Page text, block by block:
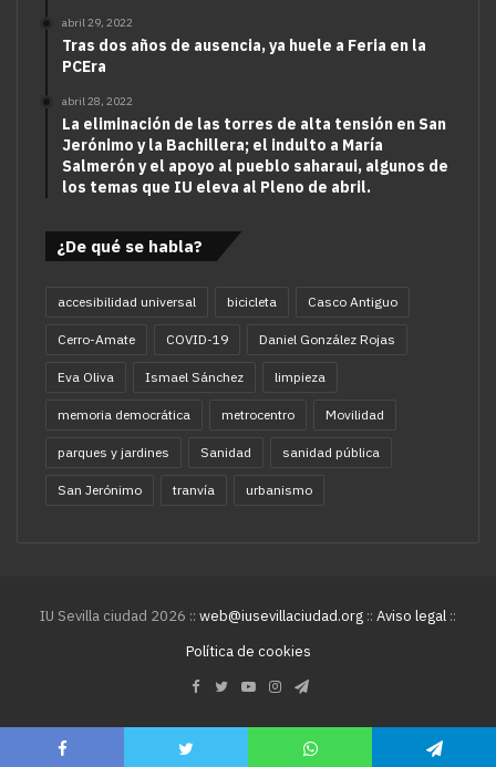
abril 29, 2022
Tras dos años de ausencia, ya huele a Feria en la
PCEra
abril 28, 2022
La eliminación de las torres de alta tensión en San
Jerónimo y la Bachillera; el indulto a María
Salmerón y el apoyo al pueblo saharaui, algunos de
los temas que IU eleva al Pleno de abril.
¿De qué se habla?
accesibilidad universal bicicleta Casco Antiguo
Cerro-Amate COVID-19 Daniel González Rojas
Eva Oliva Ismael Sánchez limpieza
memoria democrática metrocentro Movilidad
parques y jardines Sanidad sanidad pública
San Jerónimo tranvía urbanismo
IU Sevilla ciudad 2026 :: web@iusevillaciudad.org :: Aviso legal ::
Política de cookies
Facebook
TwitterYouTubeInstagram
Telegram